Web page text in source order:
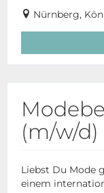
Nürnberg,
(m/w/d)
Liebst Du Mode
einem